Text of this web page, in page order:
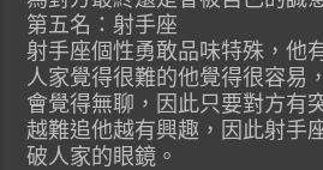
第五名：射手座
射手座個性勇敢品味特殊，他
人家覺得很難的他覺得很容易
會覺得無聊，因此只要對方有
越難追他越有興趣，因此射手
破人家的眼鏡。